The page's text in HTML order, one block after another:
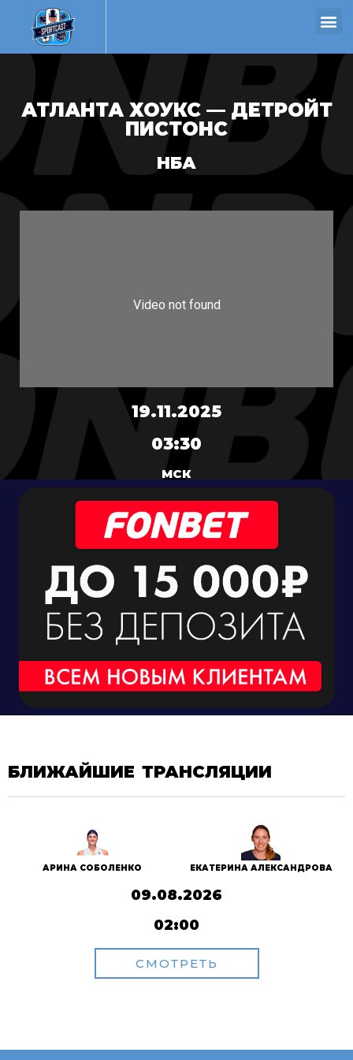
АТЛАНТА ХОУКС — ДЕТРОЙТ
ПИСТОНС
НБА
19.11.2025
03:30
МСК
БЛИЖАЙШИЕ ТРАНСЛЯЦИИ
АРИНА СОБОЛЕНКО ЕКАТЕРИНА АЛЕКСАНДРОВА
09.08.2026
02:00
СМОТРЕТЬ